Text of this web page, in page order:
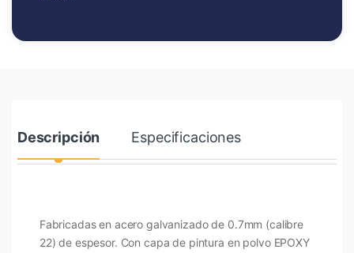
Descripción Especificaciones
Fabricadas en acero galvanizado de 0.7mm (calibre
22) de espesor. Con capa de pintura en polvo EPOXY